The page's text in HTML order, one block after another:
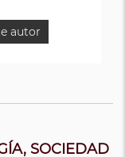
autor
SOCIEDAD